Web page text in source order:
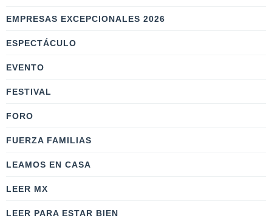
EMPRESAS EXCEPCIONALES 2026
ESPECTÁCULO
EVENTO
FESTIVAL
FORO
FUERZA FAMILIAS
LEAMOS EN CASA
LEER MX
LEER PARA ESTAR BIEN